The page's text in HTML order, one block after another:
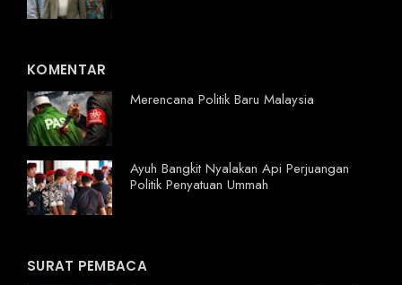
KOMENTAR
Merencana Politik Baru Malaysia
Ayuh Bangkit Nyalakan Api Perjuangan
Politik Penyatuan Ummah
SURAT PEMBACA